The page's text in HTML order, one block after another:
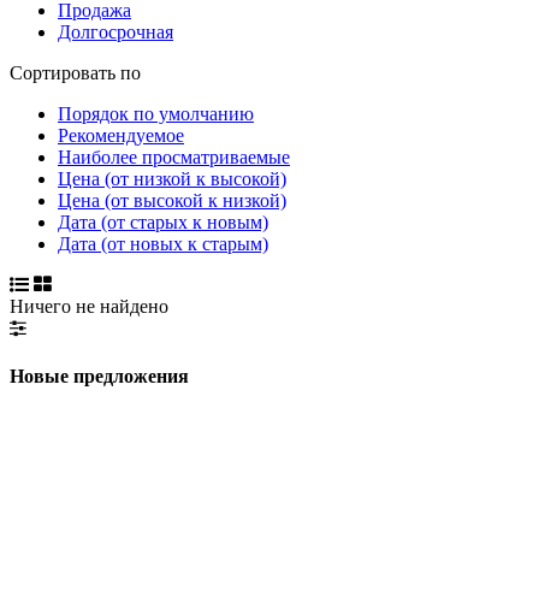
Продажа
Долгосрочная
Сортировать по
Порядок по умолчанию
Рекомендуемое
Наиболее просматриваемые
Цена (от низкой к высокой)
Цена (от высокой к низкой)
Дата (от старых к новым)
Дата (от новых к старым)
Ничего не найдено
Новые предложения